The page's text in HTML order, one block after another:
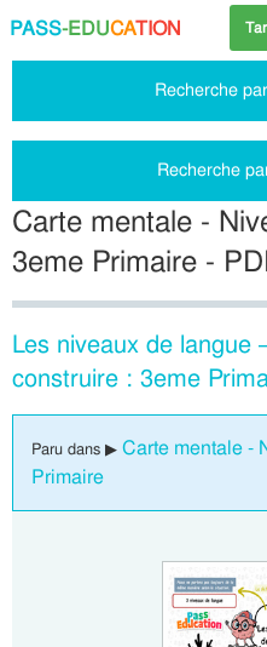
PASS-EDUCATION
Recherche
Recherche
Carte mentale -
3eme Primaire -
Les niveaux de langue
construire : 3eme
Paru dans ▶ Carte mentale -
Primaire